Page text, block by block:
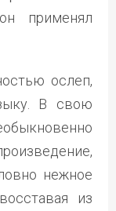
применял
ослеп,
В свою
нежное
из